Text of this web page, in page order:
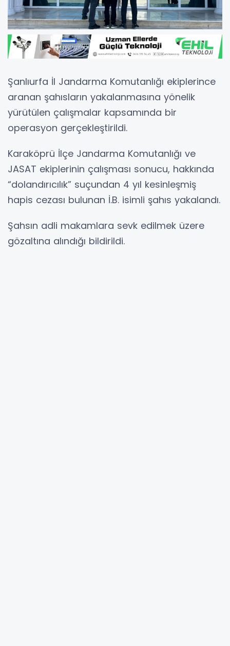
Şanlıurfa İl Jandarma Komutanlığı ekiplerince
aranan şahısların yakalanmasına yönelik
yürütülen çalışmalar kapsamında bir
operasyon gerçekleştirildi.
Karaköprü İlçe Jandarma Komutanlığı ve
JASAT ekiplerinin çalışması sonucu, hakkında
“dolandırıcılık” suçundan 4 yıl kesinleşmiş
hapis cezası bulunan İ.B. isimli şahıs yakalandı.
Şahsın adli makamlara sevk edilmek üzere
gözaltına alındığı bildirildi.